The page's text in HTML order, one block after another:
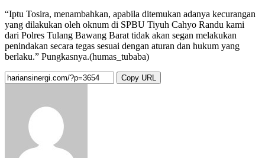
“Iptu Tosira, menambahkan, apabila ditemukan adanya kecurangan
yang dilakukan oleh oknum di SPBU Tiyuh Cahyo Randu kami
dari Polres Tulang Bawang Barat tidak akan segan melakukan
penindakan secara tegas sesuai dengan aturan dan hukum yang
berlaku.” Pungkasnya.(humas_tubaba)
Copy URL